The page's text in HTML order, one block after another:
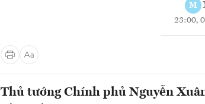
M
23:00,
Thủ tướng Chính phủ Nguyễn